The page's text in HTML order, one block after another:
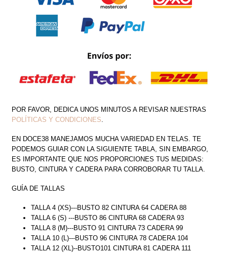
CINTURA
CANTIDAD
POR FAVOR, DEDICA UNOS MINUTOS A REVISAR NUESTRAS
POLÍTICAS Y CONDICIONES.
EN DOCE38 MANEJAMOS MUCHA VARIEDAD EN TELAS. TE
PODEMOS GUIAR CON LA SIGUIENTE TABLA, SIN EMBARGO,
ES IMPORTANTE QUE NOS PROPORCIONES TUS MEDIDAS:
BUSTO, CINTURA Y CADERA PARA CORROBORAR TU TALLA.
GUÍA DE TALLAS
TALLA 4 (XS)---BUSTO 82 CINTURA 64 CADERA 88
TALLA 6 (S) ---BUSTO 86 CINTURA 68 CADERA 93
TALLA 8 (M)---BUSTO 91 CINTURA 73 CADERA 99
TALLA 10 (L)---BUSTO 96 CINTURA 78 CADERA 104
TALLA 12 (XL)--BUSTO101 CINTURA 81 CADERA 111